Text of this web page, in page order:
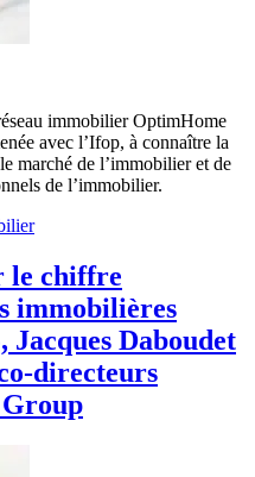
immobilier OptimHome
avec l’Ifop, à connaître la
marché de l’immobilier et de
de l’immobilier.
le chiffre
immobilières
Jacques Daboudet
directeurs